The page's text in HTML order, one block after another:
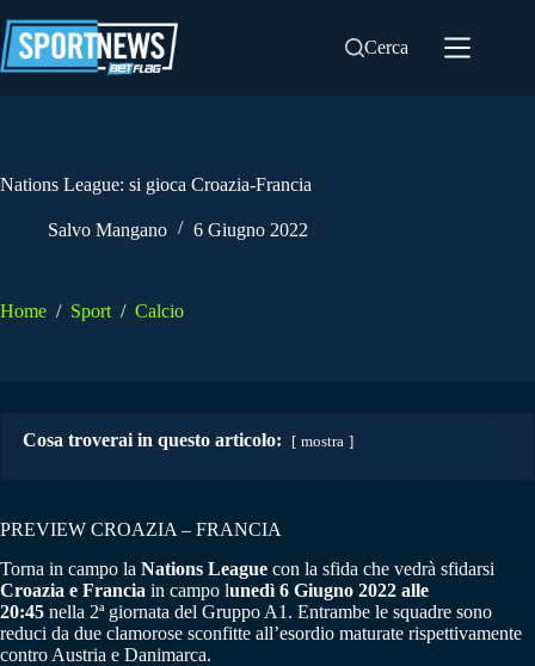
al
contenuto
Cerca
Nations League: si gioca Croazia-Francia
Salvo Mangano 6 Giugno 2022
Home / Sport / Calcio
Cosa troverai in questo articolo: mostra
PREVIEW CROAZIA – FRANCIA
Torna in campo la Nations League con la sfida che vedrà sfidarsi
Croazia e Francia in campo lunedì 6 Giugno 2022 alle
20:45 nella 2ª giornata del Gruppo A1. Entrambe le squadre sono
reduci da due clamorose sconfitte all’esordio maturate rispettivamente
contro Austria e Danimarca.